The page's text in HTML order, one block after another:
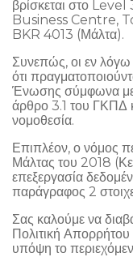
βρίσκεται στο
Business Centre,
BKR 4013 (Μάλτα).
Συνεπώς, οι εν λόγω
ότι
Ένωσης σύμφωνα με
άρθρο 3.1 του ΓΚΠΔ
νομοθεσία.
Επιπλέον, ο νόμος
Μάλτας του 2018
επεξεργασία
παράγραφος 2
Σας καλούμε να
Πολιτική Απορρήτου
υπόψη το